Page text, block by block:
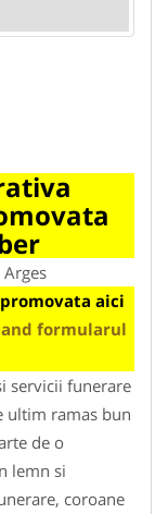
aici
formularul
servicii funerare
ultim ramas bun
de o
lemn si
coroane